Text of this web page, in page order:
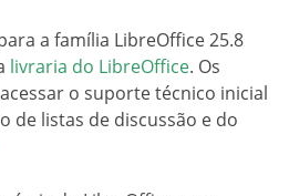
a família LibreOffice 25.8
livraria do LibreOffice. Os
o suporte técnico inicial
de listas de discussão e do